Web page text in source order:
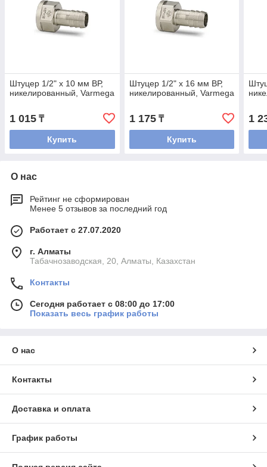
Штуцер 1/2" x 10 мм ВР,
никелированный, Varmega
1 015 ₸
Купить
Штуцер 1/2" x 16 мм ВР,
никелированный, Varmega
1 175₸
Купить
1
О нас
Рейтинг не сформирован
Менее 5 отзывов за последний год
Работает с 27.07.2020
г. Алматы
Табачнозаводская, 20, Алматы, Казахстан
Контакты
Сегодня работает с 08:00 до 17:00
Показать весь график работы
О нас
Контакты
Доставка и оплата
График работы